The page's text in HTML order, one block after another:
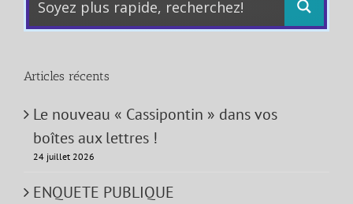
Articles récents
Le nouveau « Cassipontin » dans vos
boîtes aux lettres !
24 juillet 2026
ENQUETE PUBLIQUE